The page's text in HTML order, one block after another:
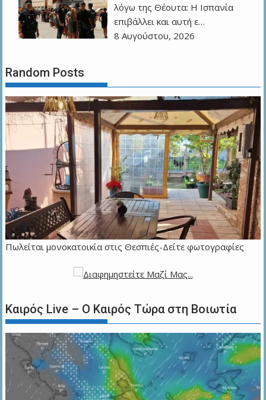
λόγω της Θέουτα: Η Ισπανία
επιβάλλει και αυτή ε…
8 Αυγούστου, 2026
Random Posts
Πωλείται μονοκατοικία στις Θεσπιές-Δείτε φωτογραφίες
Καιρός Live – Ο Καιρός Τώρα στη Βοιωτία